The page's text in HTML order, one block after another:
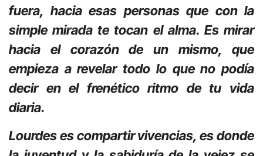
fuera, hacia esas personas que con la
simple mirada te tocan el alma. Es mirar
hacia el corazón de un mismo, que
empieza a revelar todo lo que no podía
decir en el frenético ritmo de tu vida
diaria.
Lourdes es compartir vivencias, es donde